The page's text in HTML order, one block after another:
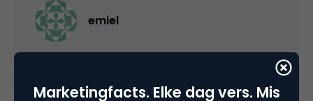
emiel
Marketingfacts. Elke dag vers. Mis